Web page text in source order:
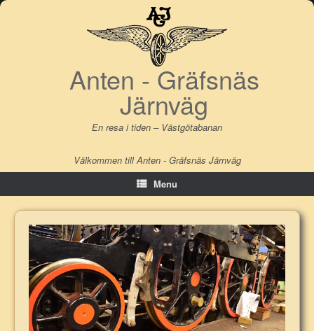
Skip
Anten - Gräfsnäs
Järnväg
En resa i tiden – Västgötabanan
Välkommen till Anten - Gräfsnäs Järnväg
Menu